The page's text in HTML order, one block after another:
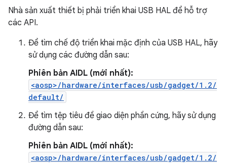
Nhà sản xuất thiết bị phải triển khai USB HAL để hỗ trợ
các API.
Để tìm chế độ triển khai mặc định của USB HAL, hãy
sử dụng các đường dẫn sau:
Phiên bản AIDL (mới nhất):
<aosp>/hardware/interfaces/usb/gadget/1.2/
default/
Để tìm tệp tiêu đề giao diện phần cứng, hãy sử dụng
đường dẫn sau:
Phiên bản AIDL (mới nhất):
<aosp>/hardware/interfaces/usb/gadget/1.2/